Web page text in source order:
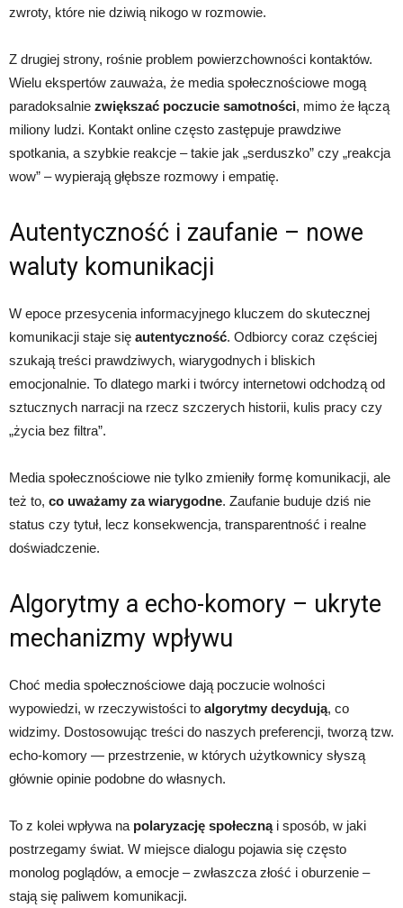
zwroty, które nie dziwią nikogo w rozmowie.
Z drugiej strony, rośnie problem powierzchowności kontaktów.
Wielu ekspertów zauważa, że media społecznościowe mogą
paradoksalnie zwiększać poczucie samotności, mimo że łączą
miliony ludzi. Kontakt online często zastępuje prawdziwe
spotkania, a szybkie reakcje – takie jak „serduszko” czy „reakcja
wow” – wypierają głębsze rozmowy i empatię.
Autentyczność i zaufanie – nowe
waluty komunikacji
W epoce przesycenia informacyjnego kluczem do skutecznej
komunikacji staje się autentyczność. Odbiorcy coraz częściej
szukają treści prawdziwych, wiarygodnych i bliskich
emocjonalnie. To dlatego marki i twórcy internetowi odchodzą od
sztucznych narracji na rzecz szczerych historii, kulis pracy czy
„życia bez filtra”.
Media społecznościowe nie tylko zmieniły formę komunikacji, ale
też to, co uważamy za wiarygodne. Zaufanie buduje dziś nie
status czy tytuł, lecz konsekwencja, transparentność i realne
doświadczenie.
Algorytmy a echo-komory – ukryte
mechanizmy wpływu
Choć media społecznościowe dają poczucie wolności
wypowiedzi, w rzeczywistości to algorytmy decydują, co
widzimy. Dostosowując treści do naszych preferencji, tworzą tzw.
echo-komory — przestrzenie, w których użytkownicy słyszą
głównie opinie podobne do własnych.
To z kolei wpływa na polaryzację społecznąi sposób, w jaki
postrzegamy świat. W miejsce dialogu pojawia się często
monolog poglądów, a emocje – zwłaszcza złość i oburzenie –
stają się paliwem komunikacji.